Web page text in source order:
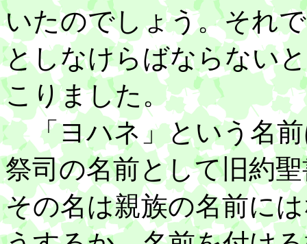
いたのでしょう。それ
としなけらばならない
こりました。
「ヨハネ」という名前
祭司の名前として旧約
その名は親族の名前に